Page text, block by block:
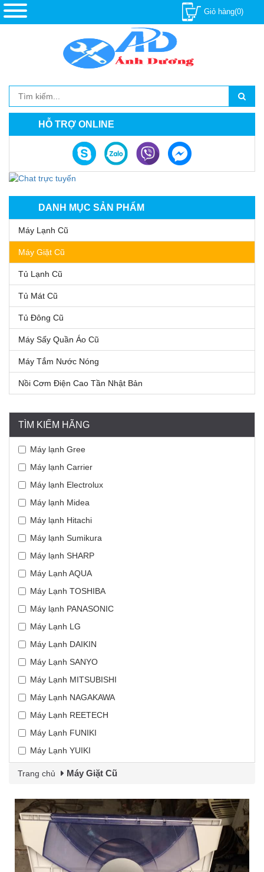
Giỏ hàng(0)
HỖ TRỢ ONLINE
DANH MỤC SẢN PHẨM
Máy Lạnh Cũ
Máy Giặt Cũ
Tủ Lạnh Cũ
Tủ Mát Cũ
Tủ Đông Cũ
Máy Sấy Quần Áo Cũ
Máy Tắm Nước Nóng
Nồi Cơm Điện Cao Tần Nhật Bản
TÌM KIẾM HÃNG
Máy lạnh Gree
Máy lạnh Carrier
Máy lạnh Electrolux
Máy lạnh Midea
Máy lạnh Hitachi
Máy lạnh Sumikura
Máy lạnh SHARP
Máy Lạnh AQUA
Máy Lạnh TOSHIBA
Máy lạnh PANASONIC
Máy Lạnh LG
Máy Lạnh DAIKIN
Máy Lạnh SANYO
Máy Lạnh MITSUBISHI
Máy Lạnh NAGAKAWA
Máy Lạnh REETECH
Máy Lạnh FUNIKI
Máy Lạnh YUIKI
Trang chủ Máy Giặt Cũ